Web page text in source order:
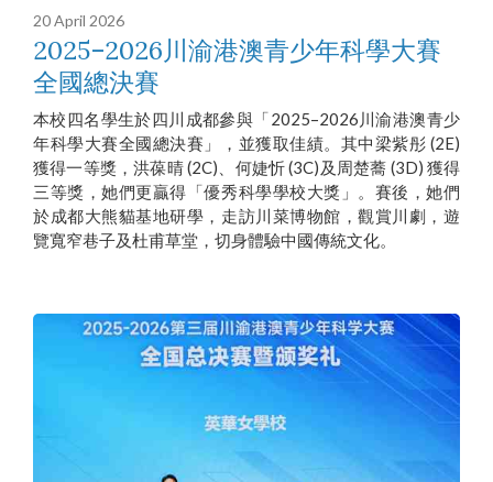
20 April 2026
2025–2026川渝港澳青少年科學大賽
全國總決賽
本校四名學生於四川成都參與「2025–2026川渝港澳青少
年科學大賽全國總決賽」，並獲取佳績。其中梁紫彤 (2E)
獲得一等獎，洪葆晴 (2C)、何婕忻 (3C)及周楚蕎 (3D) 獲得
三等獎，她們更贏得「優秀科學學校大獎」。賽後，她們
於成都大熊貓基地研學，走訪川菜博物館，觀賞川劇，遊
覽寬窄巷子及杜甫草堂，切身體驗中國傳統文化。